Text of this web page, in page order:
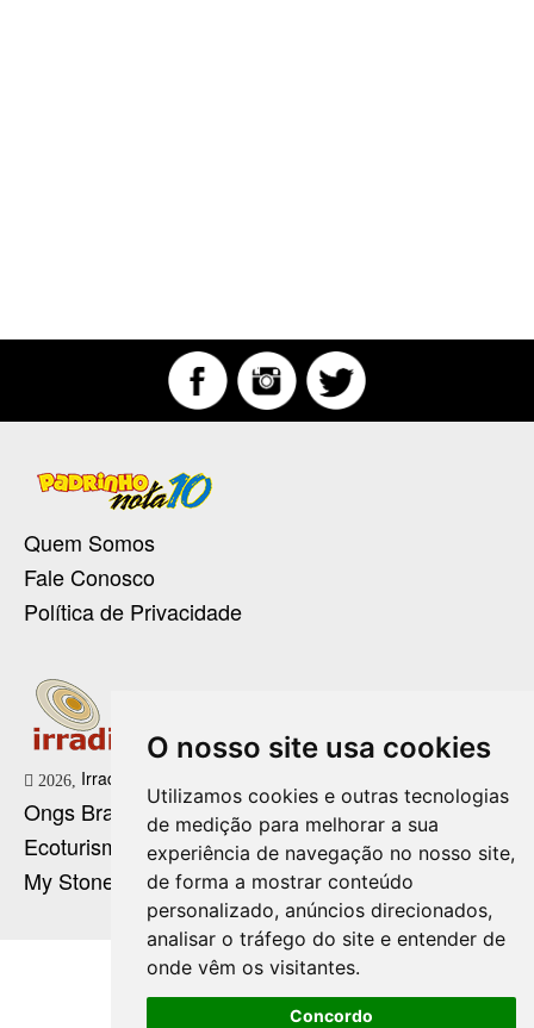
O nosso site usa cookies
Utilizamos cookies e outras tecnologias
de medição para melhorar a sua
experiência de navegação no nosso site,
de forma a mostrar conteúdo
personalizado, anúncios direcionados,
analisar o tráfego do site e entender de
onde vêm os visitantes.
Concordo
Quem Somos
Fale Conosco
Política de Privacidade
2026, Irradie Marketing Digital
Ongs Brasil
Ecoturismo no Brasil
My Stone Cristaloterapia